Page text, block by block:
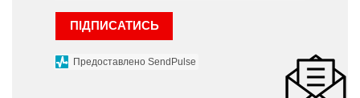
ПІДПИСАТИСЬ
Предоставлено SendPulse